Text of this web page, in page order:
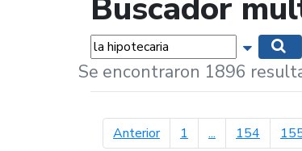
Buscador
Palabras...
Se encontraron 1896
Anteriorpágina anterior
1 ... 154